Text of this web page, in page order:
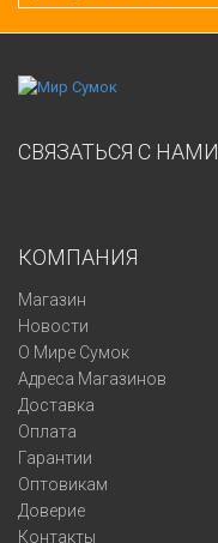
СВЯЗАТЬСЯ С НАМИ
КОМПАНИЯ
Магазин
Новости
О Мире Сумок
Адреса Магазинов
Доставка
Оплата
Гарантии
Оптовикам
Доверие
Контакты